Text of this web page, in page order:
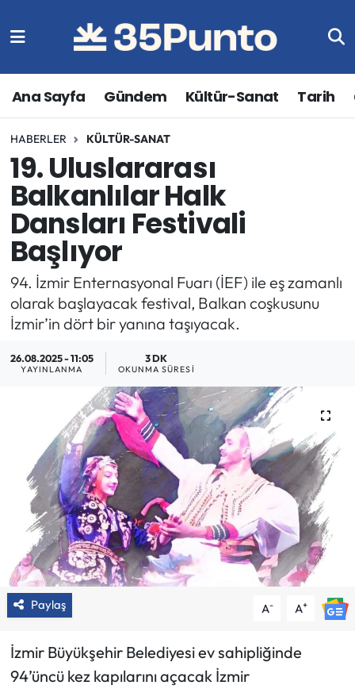
Ana Sayfa Gündem Kültür-Sanat Tarih
HABERLER KÜLTÜR-SANAT
19. Uluslararası
Balkanlılar Halk
Dansları Festivali
Başlıyor
94. İzmir Enternasyonal Fuarı (İEF) ile eş zamanlı
olarak başlayacak festival, Balkan coşkusunu
İzmir’in dört bir yanına taşıyacak.
26.08.2025 - 11:05
YAYINLANMA
3 DK
OKUNMA SÜRESI
Paylaş A- A+
İzmir Büyükşehir Belediyesi ev sahipliğinde
94’üncü kez kapılarını açacak İzmir